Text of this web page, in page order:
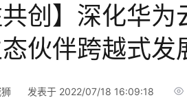
共创】深化华为
伙伴跨越式发
发表于 2022/07/18 16:09:18